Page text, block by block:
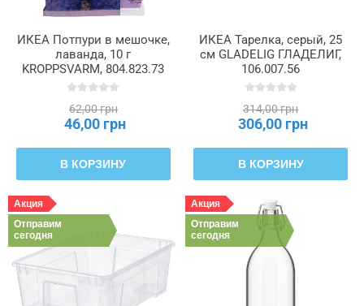
ИКЕА Потпури в мешочке,
лаванда, 10 г
KROPPSVARM, 804.823.73
62,00 грн
46,00 грн
В КОРЗИНУ
ИКЕА Тарелка, серый, 25
см GLADELIG ГЛАДЕЛИГ,
106.007.56
314,00 грн
306,00 грн
В КОРЗИНУ
Акция
Отправим
сегодня
Акция
Отправим
сегодня